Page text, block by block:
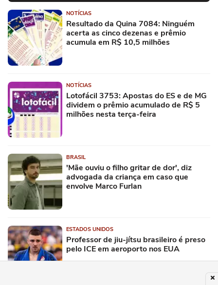
NOTÍCIAS
Resultado da Quina 7084: Ninguém
acerta as cinco dezenas e prêmio
acumula em R$ 10,5 milhões
NOTÍCIAS
Lotofácil 3753: Apostas do ES e de MG
dividem o prêmio acumulado de R$ 5
milhões nesta terça-feira
BRASIL
'Mãe ouviu o filho gritar de dor', diz
advogada da criança em caso que
envolve Marco Furlan
ESTADOS UNIDOS
Professor de jiu-jítsu brasileiro é preso
pelo ICE em aeroporto nos EUA